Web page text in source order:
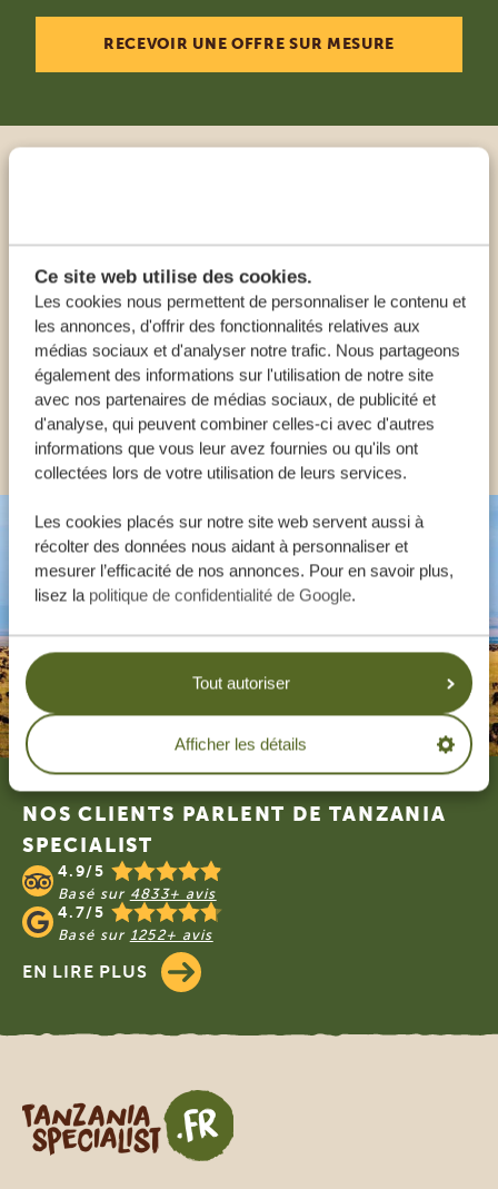
Ce site web utilise des cookies.
Les cookies nous permettent de personnaliser le contenu et
les annonces, d'offrir des fonctionnalités relatives aux
médias sociaux et d'analyser notre trafic. Nous partageons
également des informations sur l'utilisation de notre site
avec nos partenaires de médias sociaux, de publicité et
d'analyse, qui peuvent combiner celles-ci avec d'autres
informations que vous leur avez fournies ou qu'ils ont
collectées lors de votre utilisation de leurs services.
Les cookies placés sur notre site web servent aussi à
récolter des données nous aidant à personnaliser et
mesurer l’efficacité de nos annonces. Pour en savoir plus,
lisez la politique de confidentialité de Google.
Tout autoriser
Afficher les détails
RECEVOIR UNE OFFRE SUR MESURE
NOS SPÉCIALISTES SONT LÀ POUR VOUS
AIDER
FR:+33 257 28 0079
AUTRES PAYS
Footer
NOS CLIENTS PARLENT DE TANZANIA
SPECIALIST
4.9/5
Basé sur 4833+ avis
4.7/5
Basé sur 1252+ avis
EN LIRE PLUS
Tanzania Specialist